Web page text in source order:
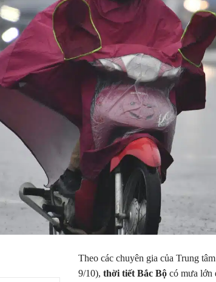
Theo các chuyên gia của Trung
9/10), thời tiết Bắc Bộcó mưa lớn